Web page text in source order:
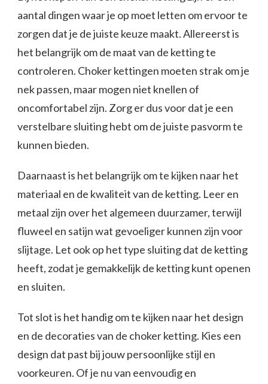
aantal dingen waar je op moet letten om ervoor te
zorgen dat je de juiste keuze maakt. Allereerst is
het belangrijk om de maat van de ketting te
controleren. Choker kettingen moeten strak om je
nek passen, maar mogen niet knellen of
oncomfortabel zijn. Zorg er dus voor dat je een
verstelbare sluiting hebt om de juiste pasvorm te
kunnen bieden.
Daarnaast is het belangrijk om te kijken naar het
materiaal en de kwaliteit van de ketting. Leer en
metaal zijn over het algemeen duurzamer, terwijl
fluweel en satijn wat gevoeliger kunnen zijn voor
slijtage. Let ook op het type sluiting dat de ketting
heeft, zodat je gemakkelijk de ketting kunt openen
en sluiten.
Tot slot is het handig om te kijken naar het design
en de decoraties van de choker ketting. Kies een
design dat past bij jouw persoonlijke stijl en
voorkeuren. Of je nu van eenvoudig en